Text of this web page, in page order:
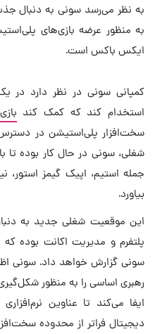
به نظر می‌رسد سونی به دنبال
به منظور عرضه بازی‌های
ایکس باکس است.
کمپانی سونی در نظر دارد
استخدام کند که کمک کند
سخت‌افزار پلی‌استیشن در
شغلی، سونی در حال کار بوده تا
جمله استیم، اپیک گیمز
بیاورد.
این موقعیت شغلی جدید به
پلتفرم و مدیریت اکانت بوده
سونی گزارش خواهد داد. سونی
رهبری اساسی را به منظور
ایفا می‌کند تا عناوین
دیجیتال فراتر از محدوده